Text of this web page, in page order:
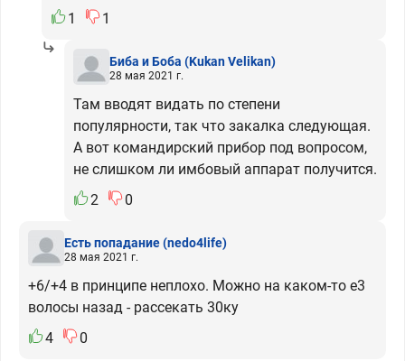
1 1
Биба и Боба (Kukan Velikan)
28 мая 2021 г.
Там вводят видать по степени
популярности, так что закалка следующая.
А вот командирский прибор под вопросом,
не слишком ли имбовый аппарат получится.
2
0
Есть попадание(nedo4life)
28 мая 2021 г.
+6/+4 в принципе неплохо. Можно на каком-то е3
волосы назад - рассекать 30ку
4
0